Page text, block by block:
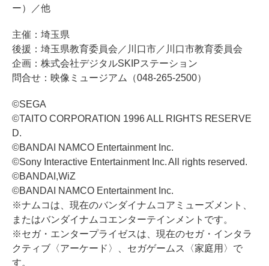
ー）／他
主催：埼玉県
後援：埼玉県教育委員会／川口市／川口市教育委員会
企画：株式会社デジタルSKIPステーション
問合せ：映像ミュージアム（048-265-2500）
©SEGA
©TAITO CORPORATION 1996 ALL RIGHTS RESERVE
D.
©BANDAI NAMCO Entertainment Inc.
©Sony Interactive Entertainment Inc. All rights reserved.
©BANDAI,WiZ
©BANDAI NAMCO Entertainment Inc.
※ナムコは、現在のバンダイナムコアミューズメント、
またはバンダイナムコエンターテインメントです。
※セガ・エンタープライゼスは、現在のセガ・インタラ
クティブ〈アーケード〉、セガゲームス〈家庭用〉で
す。